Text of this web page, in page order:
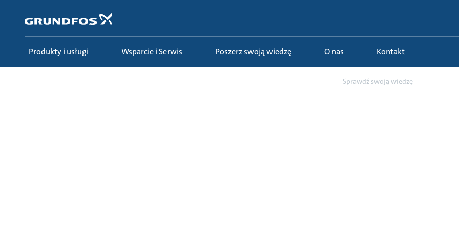
głównej
zawartości
Produkty i usługi Wsparcie i Serwis Poszerz swoją wiedzę O nas Kontakt
Sprawdź swoją wiedzę